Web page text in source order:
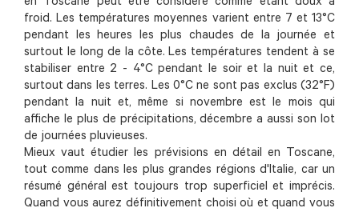
en Toscane peut être considéré comme étant doux à
froid. Les températures moyennes varient entre 7 et 13°C
pendant les heures les plus chaudes de la journée et
surtout le long de la côte. Les températures tendent à se
stabiliser entre 2 - 4°C pendant le soir et la nuit et ce,
surtout dans les terres. Les 0°C ne sont pas exclus (32°F)
pendant la nuit et, même si novembre est le mois qui
affiche le plus de précipitations, décembre a aussi son lot
de journées pluvieuses.
Mieux vaut étudier les prévisions en détail en Toscane,
tout comme dans les plus grandes régions d'Italie, car un
résumé général est toujours trop superficiel et imprécis.
Quand vous aurez définitivement choisi où et quand vous